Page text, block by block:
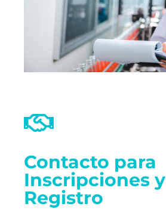
Contacto para
Inscripciones y
Registro